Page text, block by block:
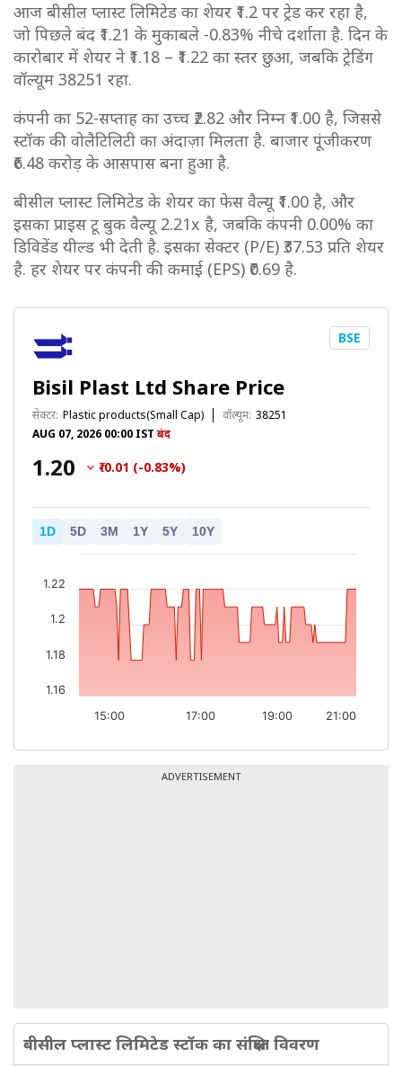
आज बीसील प्लास्ट लिमिटेड का शेयर ₹1.2 पर ट्रेड कर रहा है,
जो पिछले बंद ₹1.21 के मुकाबले -0.83% नीचे दर्शाता है. दिन के
कारोबार में शेयर ने ₹1.18 – ₹1.22 का स्तर छुआ, जबकि ट्रेडिंग
वॉल्यूम 38251 रहा.
कंपनी का 52-सप्ताह का उच्च ₹2.82 और निम्न ₹1.00 है, जिससे
स्टॉक की वोलैटिलिटी का अंदाज़ा मिलता है. बाजार पूंजीकरण
₹6.48 करोड़ के आसपास बना हुआ है.
बीसील प्लास्ट लिमिटेड के शेयर का फेस वैल्यू ₹1.00 है, और
इसका प्राइस टू बुक वैल्यू 2.21x है, जबकि कंपनी 0.00% का
डिविडेंड यील्ड भी देती है. इसका सेक्टर (P/E) ₹37.53 प्रति शेयर
है. हर शेयर पर कंपनी की कमाई (EPS) ₹0.69 है.
Bisil Plast Ltd Share Price
सेक्टर: Plastic products(Small Cap) वॉल्यूम: 38251
AUG 07, 2026 00:00 IST बंद
BSE
₹1.20 ₹-0.01 (-0.83%)
1D 5D 3M 1Y 5Y 10Y
15:00 17:00 19:00 21:00
1.16
1.18
1.2
1.22
ADVERTISEMENT
बीसील प्लास्ट लिमिटेड स्टॉक का संक्षिप्त विवरण